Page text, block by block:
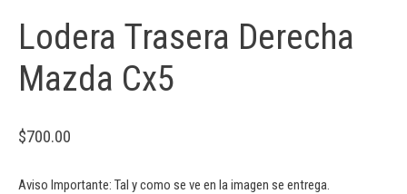
Lodera Trasera Derecha
Mazda Cx5
$700.00
Aviso Importante: Tal y como se ve en la imagen se entrega.